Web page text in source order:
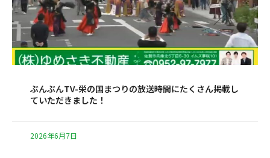
ぶんぶんTV-栄の国まつりの放送時間にたくさん掲載し
ていただきました！
2026年6月7日